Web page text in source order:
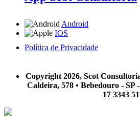
Android
IOS
Política de Privacidade
Copyright 2026, Scot
Caldeira, 578 • Bebedouro - SP
17 3343